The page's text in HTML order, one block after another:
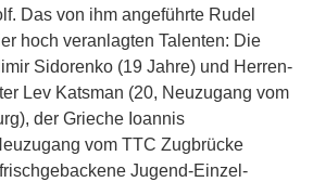
Das von ihm angeführte Rudel
hoch veranlagten Talenten: Die
Sidorenko (19 Jahre) und Herren-
Lev Katsman (20, Neuzugang vom
der Grieche Ioannis
vom TTC Zugbrücke
Jugend-Einzel-